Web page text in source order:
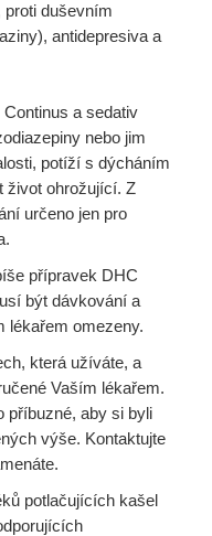
proti duševním
antidepresiva a
a sedativ
nebo jim
potíží s dýcháním
život ohrožující. Z
určeno jen pro
přípravek DHC
být dávkování a
lékařem omezeny.
která užíváte, a
Vaším lékařem.
příbuzné, aby si byli
výše. Kontaktujte
potlačujících kašel